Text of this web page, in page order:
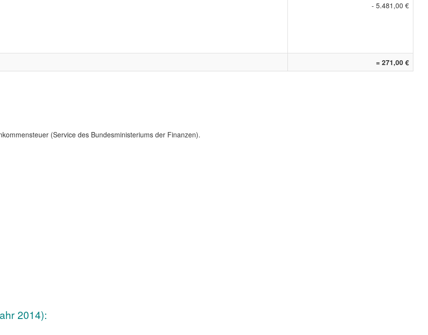
- 5.481,00 €
= 271,00 €
(Service des Bundesministeriums der Finanzen).
2014):